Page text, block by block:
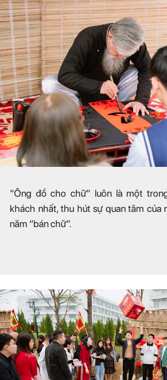
“Ông đồ cho chữ” luôn là một
khách nhất, thu hút sự quan tâm của
năm “bán chữ”.